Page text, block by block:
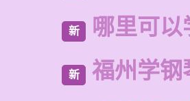
新 哪里可以
新 福州学钢